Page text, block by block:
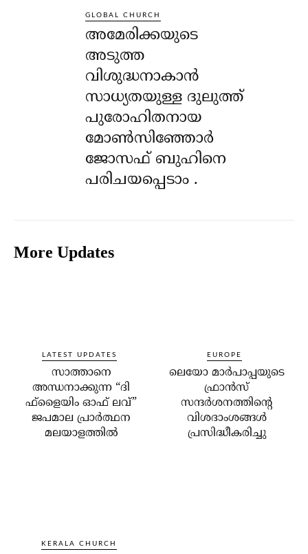
GLOBAL CHURCH
അമേരിക്കയുടെ
അടുത്ത
വിശുദ്ധനാകാൻ
സാധ്യതയുള്ള ദുലുത്ത്
പുരോഹിതനായ
മോൺസിഞ്ഞോർ
ജോസഫ് ബുഹിനെ
പരിചയപ്പെടാം .
More Updates
LATEST UPDATES
സാത്താനെ
അന്ധനാക്കുന്ന “ദി
ഫ്‌ളൈയിം ഓഫ് ലവ്”
ജപമാല പ്രാർത്ഥന
മലയാളത്തിൽ
EUROPE
ലെയോ മാര്‍പാപ്പയുടെ
ഫ്രാന്‍സ്
സന്ദര്‍ശനത്തിന്റെ
വിശദാംശങ്ങള്‍
പ്രസിദ്ധീകരിച്ചു
KERALA CHURCH